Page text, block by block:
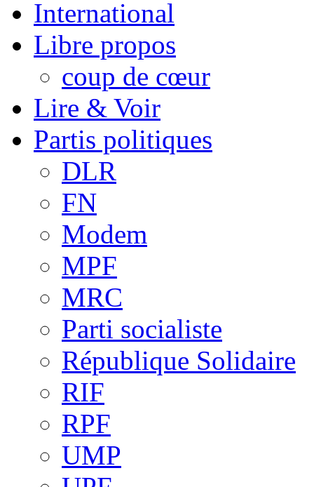
International
Libre propos
coup de cœur
Lire & Voir
Partis politiques
DLR
FN
Modem
MPF
MRC
Parti socialiste
République Solidaire
RIF
RPF
UMP